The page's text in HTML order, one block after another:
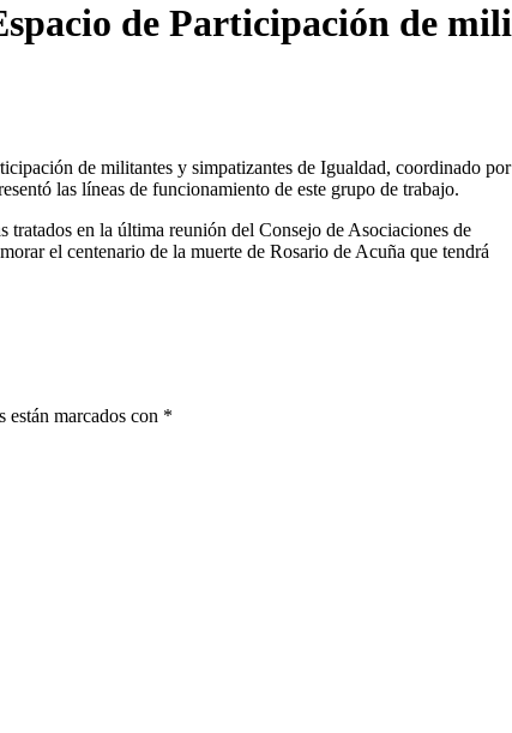
de Participación de
de militantes y simpatizantes de Igualdad, coordinado por
las líneas de funcionamiento de este grupo de trabajo.
tratados en la última reunión del Consejo de Asociaciones de
el centenario de la muerte de Rosario de Acuña que tendrá
marcados con *